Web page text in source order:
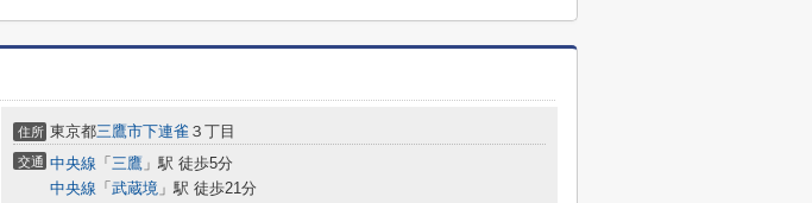
住所 東京都三鷹市下連雀 ３丁目
交通 中央線 「 三鷹 」駅 徒歩5分
中央線 「 武蔵境 」駅 徒歩21分